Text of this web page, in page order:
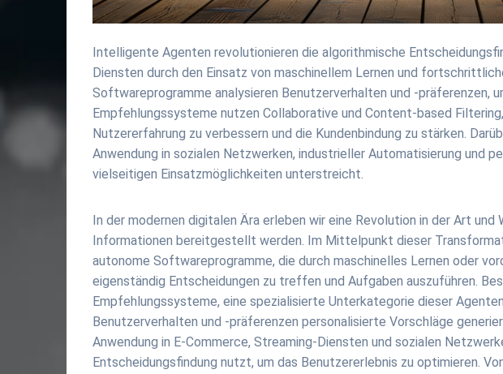
Intelligente Agenten revolutionieren die algorithmische
Diensten durch den Einsatz von maschinellem Lernen und
Softwareprogramme analysieren Benutzerverhalten und -präferenzen,
Empfehlungssysteme nutzen Collaborative und Content-based
Nutzererfahrung zu verbessern und die Kundenbindung zu stärken.
Anwendung in sozialen Netzwerken, industrieller Automatisierung und
vielseitigen Einsatzmöglichkeiten unterstreicht.
In der modernen digitalen Ära erleben wir eine Revolution in der Art
Informationen bereitgestellt werden. Im Mittelpunkt dieser
autonome Softwareprogramme, die durch maschinelles Lernen oder
eigenständig Entscheidungen zu treffen und Aufgaben auszuführen.
Empfehlungssysteme, eine spezialisierte Unterkategorie dieser
Benutzerverhalten und -präferenzen personalisierte Vorschläge
Anwendung in E-Commerce, Streaming-Diensten und sozialen
Entscheidungsfindung nutzt, um das Benutzererlebnis zu optimieren.